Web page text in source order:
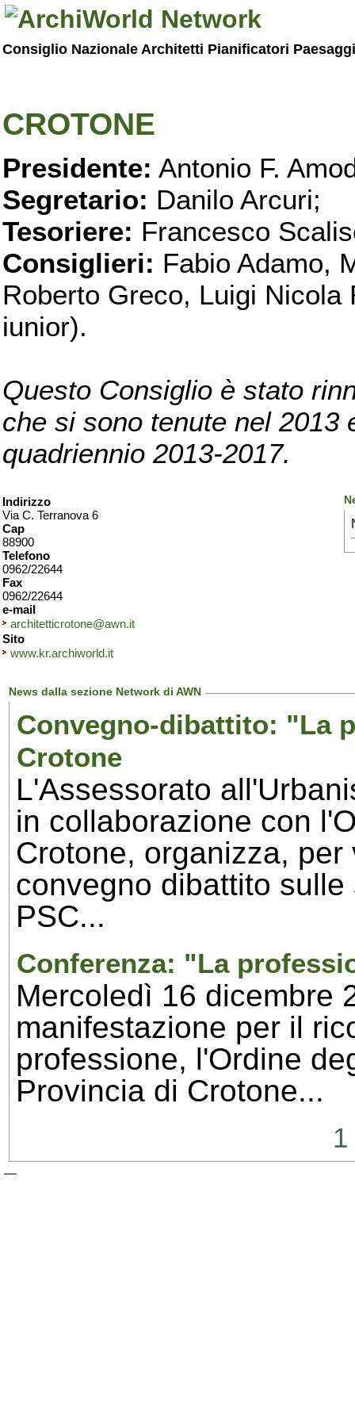
Consiglio Nazionale Architetti Pianificatori
CROTONE
Presidente: Antonio F.
Segretario: Danilo Arcuri;
Tesoriere: Francesco
Consiglieri: Fabio Adamo,
Roberto Greco, Luigi
iunior).
Questo Consiglio è stato
che si sono tenute nel 2013
quadriennio 2013-2017.
Indirizzo
Via C. Terranova 6
Cap
88900
Telefono
0962/22644
Fax
0962/22644
e-mail
architetticrotone@awn.it
Sito
www.kr.archiworld.it
News dalla sezione Network di AWN
Convegno-dibattito: "La
Crotone
L'Assessorato
in collaborazione con
Crotone, organizza,
convegno dibattito
PSC...
Conferenza: "La
Mercoledì 16 dicembre
manifestazione per il
professione, l'Ordine
Provincia di Crotone...
1